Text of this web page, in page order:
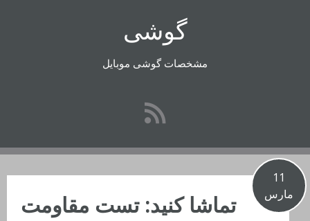
گوشی
مشخصات گوشی موبایل
11
مارس
تماشا کنید: تست مقاومت